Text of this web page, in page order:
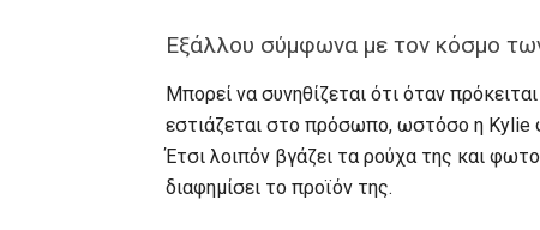
Εξάλλου σύμφωνα με τον κόσμο
Μπορεί να συνηθίζεται ότι όταν
εστιάζεται στο πρόσωπο, ωστόσο η Kylie
Έτσι λοιπόν βγάζει τα ρούχα της και
διαφημίσει το προϊόν της.